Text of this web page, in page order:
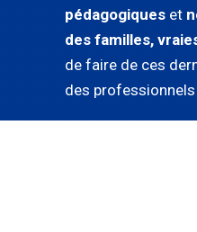
pédagogiques et
des familles,
de faire de ces
des